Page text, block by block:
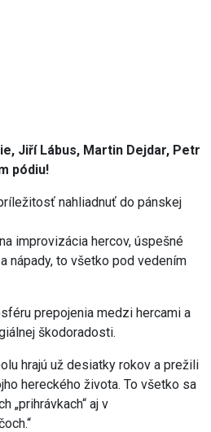
Jiří Lábus, Martin Dejdar, Petr
pódiu!
nahliadnuť do pánskej
improvizácia hercov, úspešné
nápady, to všetko pod vedením
prepojenia medzi hercami a
škodoradosti.
hrajú už desiatky rokov a prežili
hereckého života. To všetko sa
„prihrávkach“ aj v